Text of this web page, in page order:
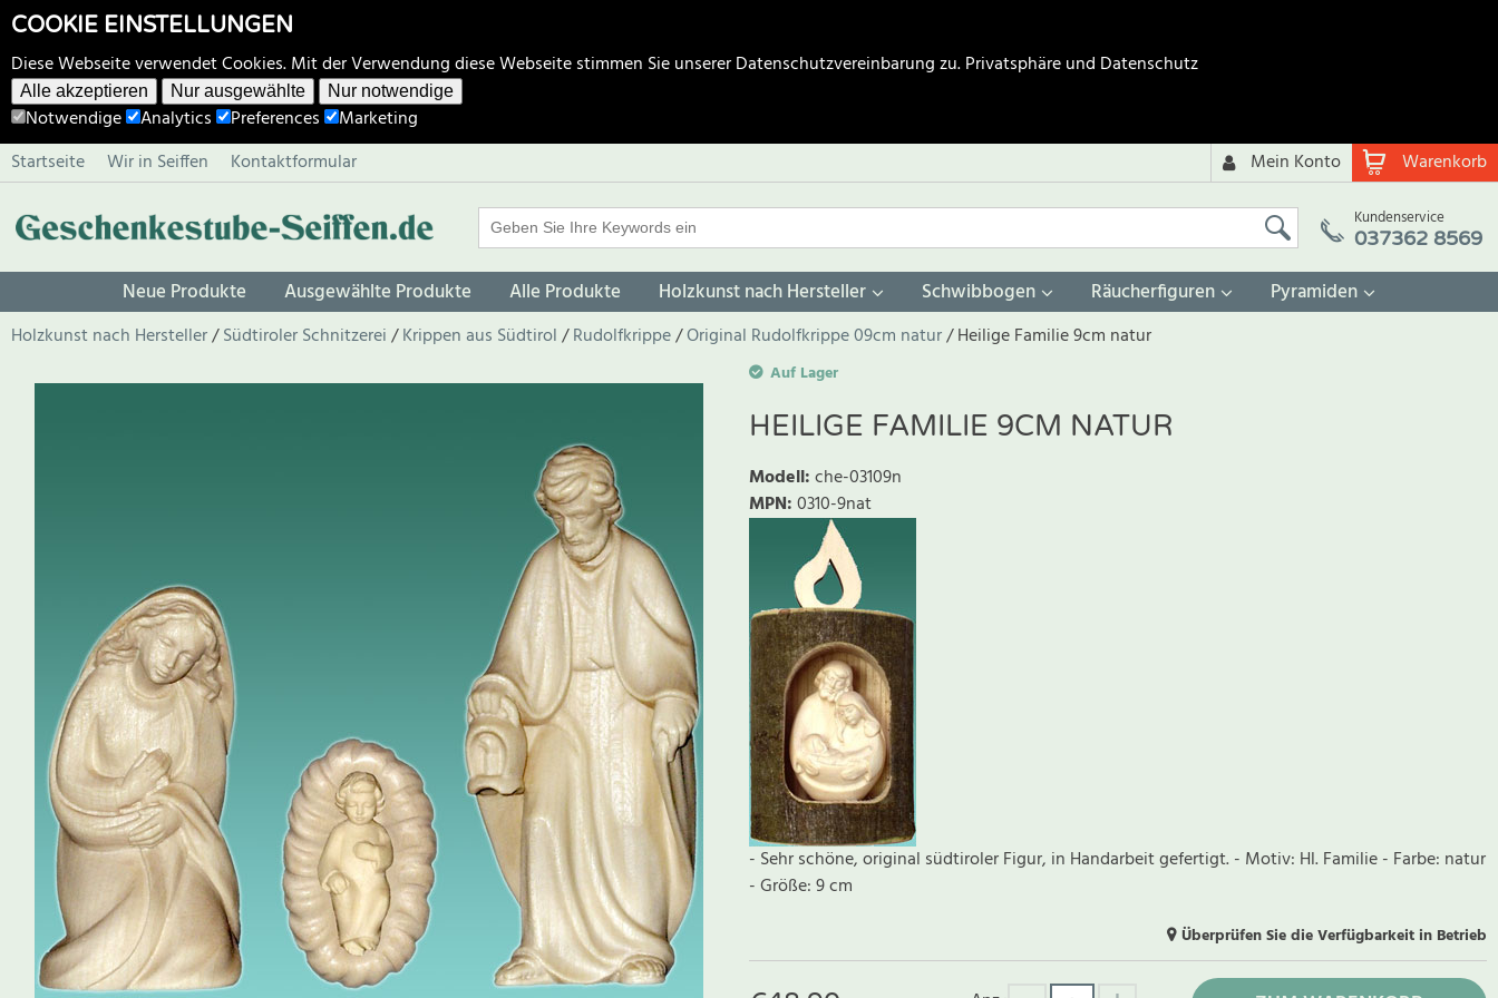
COOKIE EINSTELLUNGEN
Diese Webseite verwendet Cookies. Mit der Verwendung diese Webseite stimmen Sie unserer Datenschutzvereinbarung zu.Privatsphäre und Datenschutz
Alle akzeptieren Nur ausgewählte Nur notwendige
Notwendige Analytics Preferences
Marketing
Startseite
Wir in Seiffen Kontaktformular Warenkorb
Mein Konto
Kundenservice
037362 8569
Neue Produkte Ausgewählte Produkte Alle Produkte Holzkunst nach Hersteller Schwibbogen Räucherfiguren Pyramiden
Holzkunst nach Hersteller Südtiroler Schnitzerei Krippen aus Südtirol Rudolfkrippe Original Rudolfkrippe 09cm natur Heilige Familie 9cm natur
Auf Lager
HEILIGE FAMILIE 9CM NATUR
Modell:che-03109n
MPN:0310-9nat
- Sehr schöne, original südtiroler Figur, in Handarbeit gefertigt. - Motiv: Hl. Familie - Farbe: natur
- Größe: 9 cm
Überprüfen Sie die Verfügbarkeit in Betrieb